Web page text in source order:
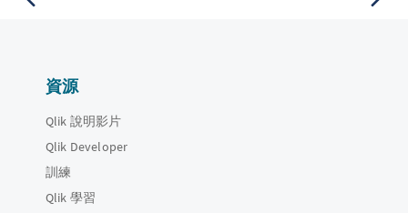
資源
Qlik 說明影片
Qlik Developer
訓練
Qlik 學習